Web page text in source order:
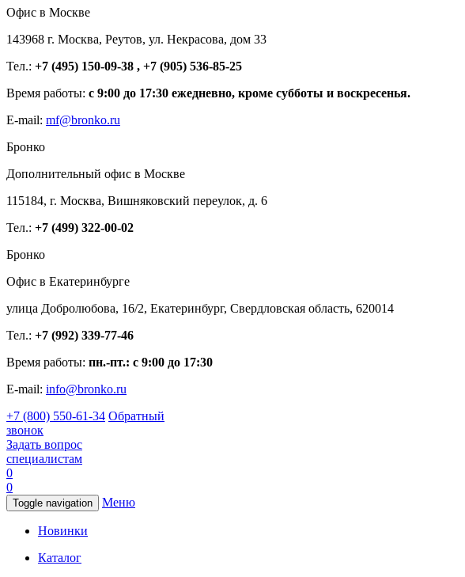
Офис в Москве
143968 г. Москва, Реутов, ул. Некрасова, дом 33
Тел.: +7 (495) 150-09-38 , +7 (905) 536-85-25
Время работы: с 9:00 до 17:30 ежедневно, кроме субботы и воскресенья.
E-mail: mf@bronko.ru
Бронко
Дополнительный офис в Москве
115184, г. Москва, Вишняковский переулок, д. 6
Тел.: +7 (499) 322-00-02
Бронко
Офис в Екатеринбурге
улица Добролюбова, 16/2, Екатеринбург, Свердловская область, 620014
Тел.: +7 (992) 339-77-46
Время работы: пн.-пт.: с 9:00 до 17:30
E-mail: info@bronko.ru
+7 (800) 550-61-34 Обратный
звонок
Задать вопрос
специалистам
0
0
Toggle navigation Меню
Новинки
Каталог